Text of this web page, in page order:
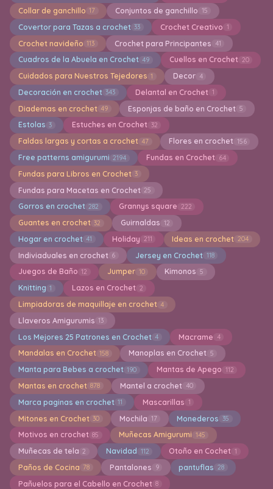
Collar de ganchillo 17 Conjuntos de ganchillo 15
Covertor para Tazas a crochet 33 Crochet Creativo 1
Crochet navideño 113 Crochet para Principantes 41
Cuadros de la Abuela en Crochet 49 Cuellos en Crochet 20
Cuidados para Nuestros Tejedores 1 Decor 4
Decoración en crochet 343 Delantal en Crochet 1
Diademas en crochet 49 Esponjas de baño en Crochet 5
Estolas 3 Estuches en Crochet 32
Faldas largas y cortas a crochet 47 Flores en crochet 156
Free patterns amigurumi 2194 Fundas en Crochet 64
Fundas para Libros en Crochet 3
Fundas para Macetas en Crochet 25
Gorros en crochet 282 Grannys square 222
Guantes en crochet 32 Guirnaldas 12
Hogar en crochet 41 Holiday 211 Ideas en crochet 204
Indiviaduales en crochet 6 Jersey en Crochet 118
Juegos de Baño 12 Jumper 10 Kimonos 5
Knitting 1 Lazos en Crochet 2
Limpiadoras de maquillaje en crochet 4
Llaveros Amigurumis 13
Los Mejores 25 Patrones en Crochet 4 Macrame 4
Mandalas en Crochet 158 Manoplas en Crochet 5
Manta para Bebes a crochet 190 Mantas de Apego 112
Mantas en crochet 878 Mantel a crochet 40
Marca paginas en crochet 11 Mascarillas 1
Mitones en Crochet 30 Mochila 17 Monederos 35
Motivos en crochet 85 Muñecas Amigurumi 145
Muñecas de tela 2 Navidad 112 Otoño en Cochet 1
Paños de Cocina 78 Pantalones 9 pantuflas 28
Pañuelos para el Cabello en Crochet 8